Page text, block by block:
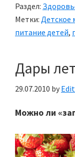
Раздел:
Метки: Детское
питание детей,
Дары
29.07.2010 by
Можно ли